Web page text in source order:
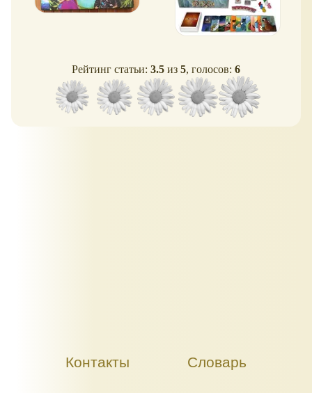
Рейтинг статьи: 3.5 из 5, голосов: 6
Контакты Словарь